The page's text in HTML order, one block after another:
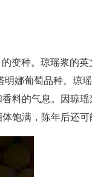
变种。琼瑶浆的英
明娜葡萄品种。琼
料的气息。因琼
饱满，陈年后还可